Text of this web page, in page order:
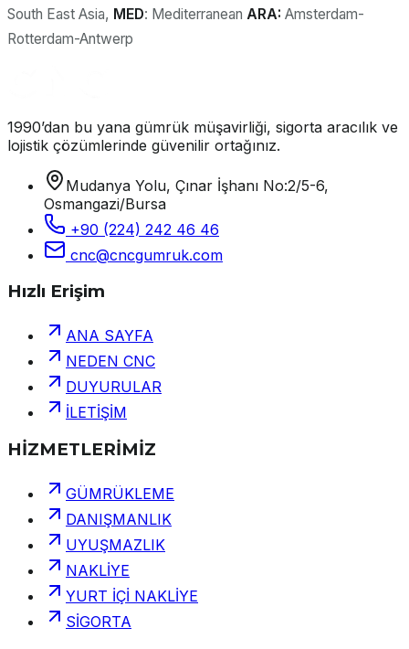
South East Asia, MED: Mediterranean ARA: Amsterdam-
Rotterdam-Antwerp
1990’dan bu yana gümrük müşavirliği, sigorta aracılık ve
lojistik çözümlerinde güvenilir ortağınız.
Mudanya Yolu, Çınar İşhanı No:2/5-6,
Osmangazi/Bursa
+90 (224) 242 46 46
cnc@cncgumruk.com
Hızlı Erişim
ANA SAYFA
NEDEN CNC
DUYURULAR
İLETİŞİM
HİZMETLERİMİZ
GÜMRÜKLEME
DANIŞMANLIK
UYUŞMAZLIK
NAKLİYE
YURT İÇİ NAKLİYE
SİGORTA